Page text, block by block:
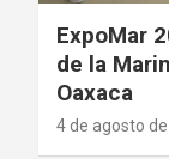
ExpoMar
de la
Oaxaca
4 de agosto